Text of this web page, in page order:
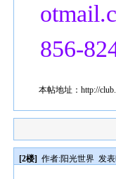
856-
本帖地址：http://
[2楼] 作者:阳光世界 发表